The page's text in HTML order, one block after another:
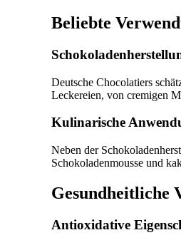
Beliebte
Deutsche Chocolatiers
Leckereien, von cremigen
Kulinarische
Neben der
Schokoladenmousse und
Gesundheitliche
Antioxidative